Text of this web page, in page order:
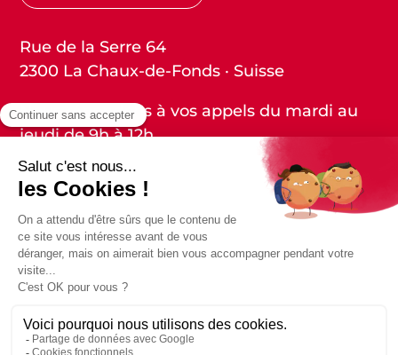
Rue de la Serre 64
2300 La Chaux-de-Fonds · Suisse
Nous répondons à vos appels du mardi au
jeudi de 9h à 12h.
032 913 45 44· info@club-44.ch
Statuts
Protection des données